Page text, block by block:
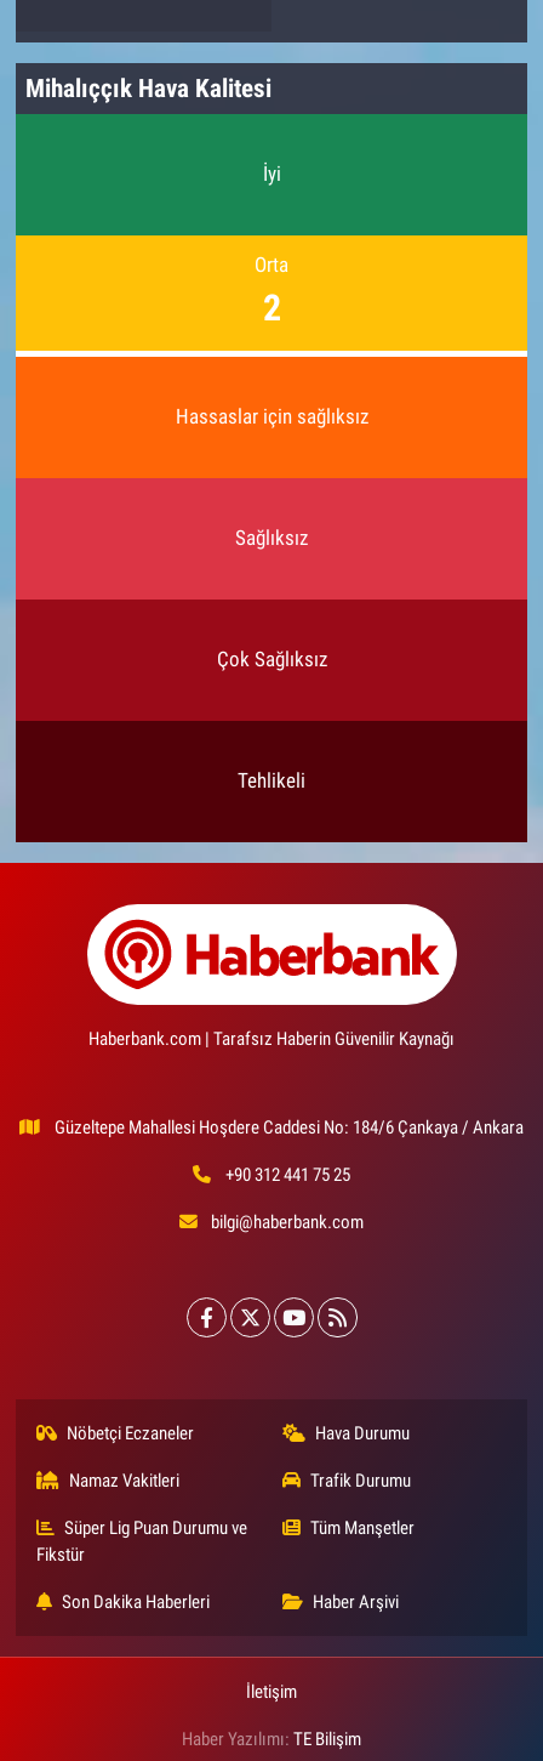
Mihalıççık Hava Kalitesi
İyi
Orta
2
Hassaslar için sağlıksız
Sağlıksız
Çok Sağlıksız
Tehlikeli
Haberbank.com | Tarafsız Haberin Güvenilir Kaynağı
Güzeltepe Mahallesi Hoşdere Caddesi No: 184/6 Çankaya / Ankara
+90 312 441 75 25
bilgi@haberbank.com
Nöbetçi Eczaneler Hava Durumu
Namaz Vakitleri Trafik Durumu
Süper Lig Puan Durumu ve
Fikstür
Tüm Manşetler
Son Dakika Haberleri Haber Arşivi
İletişim
Haber Yazılımı: TE Bilişim